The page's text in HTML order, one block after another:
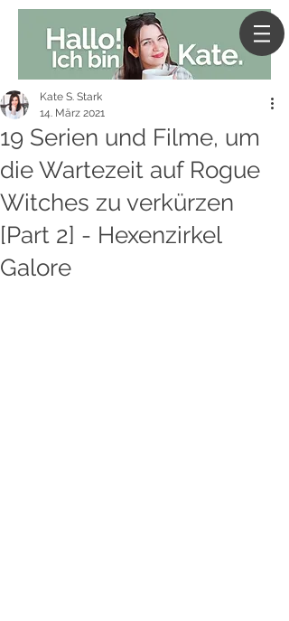
19 Serien und Filme, um
die Wartezeit auf Rogue
Witches zu verkürzen
[Part 2] - Hexenzirkel
Galore
Kate S. Stark
14. März 2021